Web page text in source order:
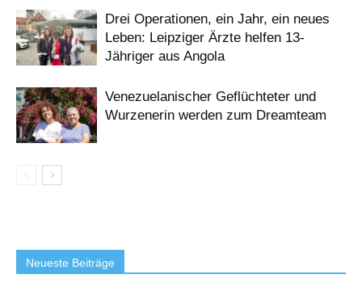
Drei Operationen, ein Jahr, ein neues
Leben: Leipziger Ärzte helfen 13-
Jähriger aus Angola
Venezuelanischer Geflüchteter und
Wurzenerin werden zum Dreamteam
Neueste Beiträge